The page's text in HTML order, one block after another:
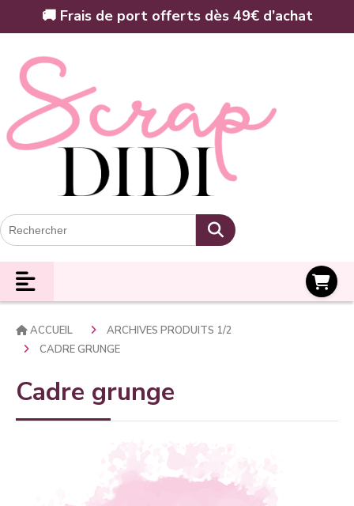
🚚 Frais de port offerts dès 49€ d’achat
ACCUEIL
ARCHIVES PRODUITS 1/2
CADRE GRUNGE
Cadre grunge